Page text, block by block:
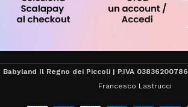
Babyland Il Regno dei Piccoli | P.IVA 03836200786
Francesco Lastrucci